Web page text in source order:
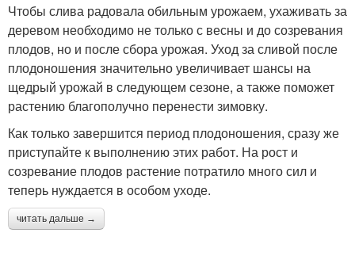
Чтобы слива радовала обильным урожаем, ухаживать за
деревом необходимо не только с весны и до созревания
плодов, но и после сбора урожая. Уход за сливой после
плодоношения значительно увеличивает шансы на
щедрый урожай в следующем сезоне, а также поможет
растению благополучно перенести зимовку.
Как только завершится период плодоношения, сразу же
приступайте к выполнению этих работ. На рост и
созревание плодов растение потратило много сил и
теперь нуждается в особом уходе.
читать дальше →